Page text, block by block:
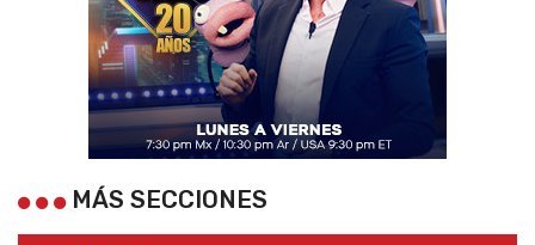
MÁS SECCIONES